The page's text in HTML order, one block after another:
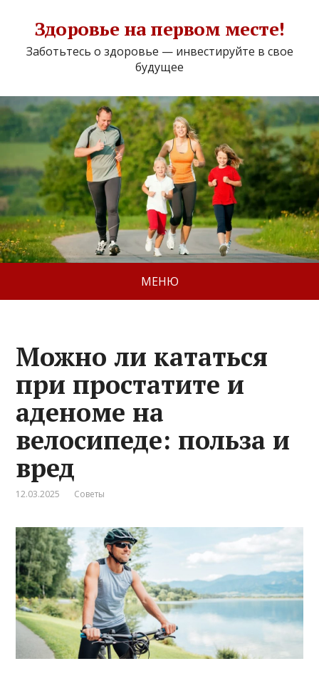
Здоровье на первом месте!
Заботьтесь о здоровье — инвестируйте в свое
будущее
МЕНЮ
Можно ли кататься
при простатите и
аденоме на
велосипеде: польза и
вред
12.03.2025 Советы